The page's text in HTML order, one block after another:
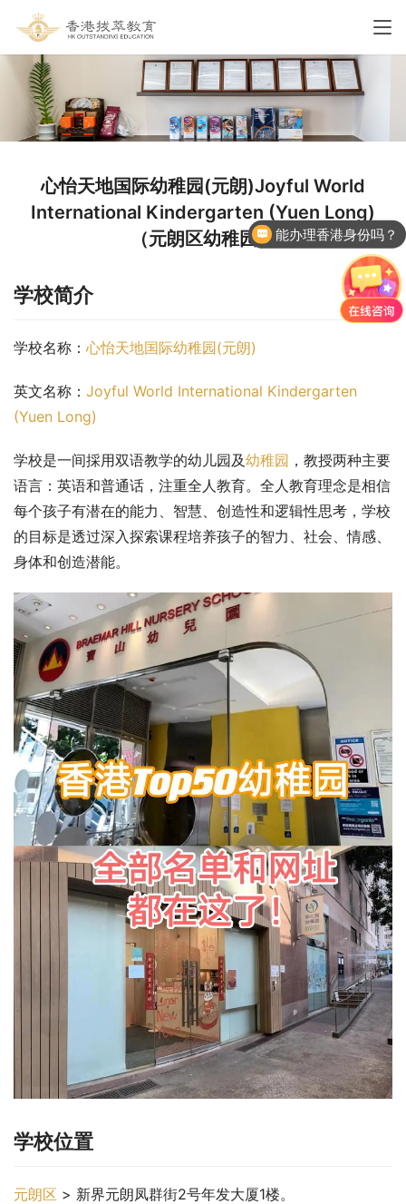
心怡天地国际幼稚园(元朗)Joyful World
International Kindergarten (Yuen Long)
（元朗区幼稚园）
学校简介
学校名称： 心怡天地国际幼稚园(元朗)
英文名称： Joyful World International Kindergarten
(Yuen Long)
学校是一间採用双语教学的幼儿园及幼稚园 ，教授两种主要
语言：英语和普通话，注重全人教育。全人教育理念是相信
每个孩子有潜在的能力、智慧、创造性和逻辑性思考，学校
的目标是透过深入探索课程培养孩子的智力、社会、情感、
身体和创造潜能。
学校位置
元朗区 > 新界元朗凤群街2号年发大厦1楼。
能办理香港身份吗？